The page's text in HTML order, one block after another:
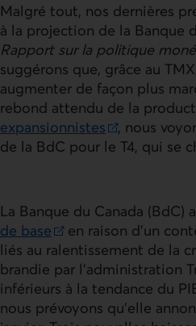
Malgré tout, nos dernières
à la projection de la Banque
Rapport sur la politique
Lien externe au site.
suggérons que, grâce au TMX
augmenter de façon plus
rebond attendu de la
expansionnistes
Lien externe au site.
, nous
de la BdC pour le T4, qui se
La Banque du Canada (BdC)
de base
Lien externe au site.
en raison d’un
liés au ralentissement de la
brandie par l’administration
Lien externe au site.
inférieurs à la tendance du
nous prévoyons qu’elle